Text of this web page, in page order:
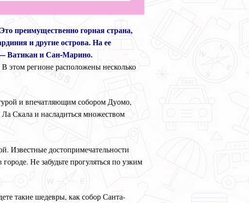
преимущественно горная страна,
и другие острова. На ее
Ватикан и Сан-Марино.
этом регионе расположены несколько
и впечатляющим собором Дуомо,
Скала и насладиться множеством
Известные достопримечательности
Не забудьте прогуляться по узким
такие шедевры, как собор Санта-